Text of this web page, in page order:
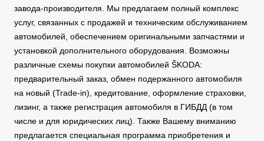
завода-производителя. Мы предлагаем полный комплекс
услуг, связанных с продажей и техническим обслуживанием
автомобилей, обеспечением оригинальными запчастями и
установкой дополнительного оборудования. Возможны
различные схемы покупки автомобилей ŠKODA:
предварительный заказ, обмен подержанного автомобиля
на новый (Trade-in), кредитование, оформление страховки,
лизинг, а также регистрация автомобиля в ГИБДД (в том
числе и для юридических лиц). Также Вашему вниманию
предлагается специальная программа приобретения и